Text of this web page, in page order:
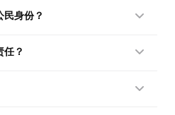
民身份？
任？